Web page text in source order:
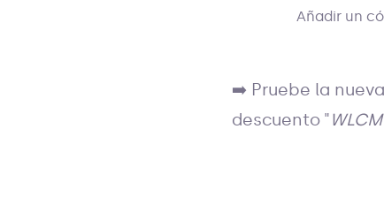
Añadir un
➡️ Pruebe la
descuento "